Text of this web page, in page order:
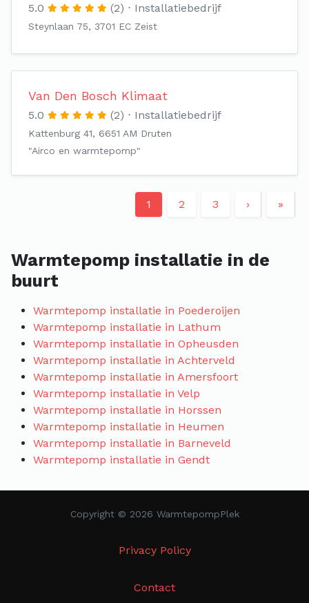
5.0 (2) Installatiebedrijf
Steynlaan 75, 3701 EC Zeist
Van Den Bosch Klimaat
5.0 (2) Installatiebedrijf
Kattenburg 41, 6651 AM Druten
"Airco en warmtepomp"
1 2 3 › »
Warmtepomp installatie in de
buurt
Warmtepomp installatie in Poederoijen
Warmtepomp installatie in Lathum
Warmtepomp installatie in Opheusden
Warmtepomp installatie in Achterveld
Warmtepomp installatie in Amersfoort
Warmtepomp installatie in Velp
Warmtepomp installatie in Horssen
Warmtepomp installatie in Heumen
Warmtepomp installatie in Barneveld
Warmtepomp installatie in Gendt
Copyright © 2026 WarmtepompPlek
Privacy Policy
Contact